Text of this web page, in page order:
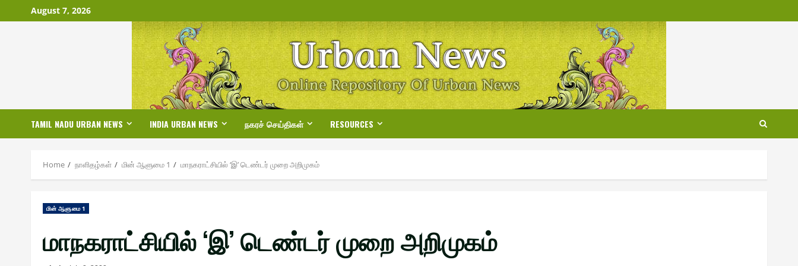
to
August 7, 2026
TAMIL NADU URBAN NEWS INDIA URBAN NEWS நகரச் செய்திகள் RESOURCES
Home நாளிதழ்௧ள் மின் ஆளுமை 1 மாநகராட்சியில் ‘இ’ டெண்டர் முறை அறிமுகம்
மின் ஆளுமை 1
மாநகராட்சியில் ‘இ’ டெண்டர் முறை அறிமுகம்